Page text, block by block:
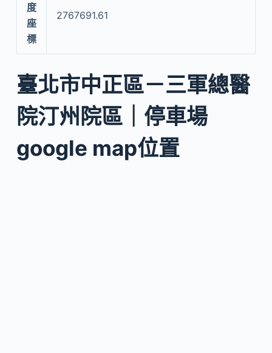
度
座
標
2767691.61
臺北市中正區－三軍總醫
院汀州院區｜停車場
google map位置